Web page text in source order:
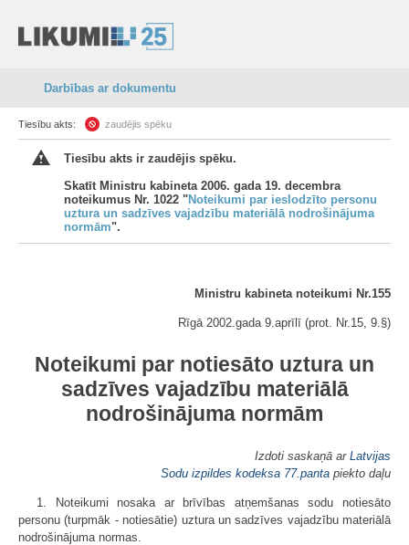
Darbības ar dokumentu
Tiesību akts: zaudējis spēku
Tiesību akts ir zaudējis spēku.
Skatīt Ministru kabineta 2006. gada 19. decembra
noteikumus Nr. 1022 "Noteikumi par ieslodzīto personu
uztura un sadzīves vajadzību materiālā nodrošinājuma
normām".
Ministru kabineta noteikumi Nr.155
Rīgā 2002.gada 9.aprīlī (prot. Nr.15, 9.§)
Noteikumi par notiesāto uztura un
sadzīves vajadzību materiālā
nodrošinājuma normām
Izdoti saskaņā ar Latvijas
Sodu izpildes kodeksa 77.panta piekto daļu
1. Noteikumi nosaka ar brīvības atņemšanas sodu notiesāto
personu (turpmāk - notiesātie) uztura un sadzīves vajadzību materiālā
nodrošinājuma normas.